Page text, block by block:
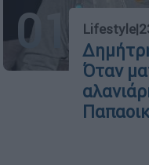
01 Lifestyle|
Όταν